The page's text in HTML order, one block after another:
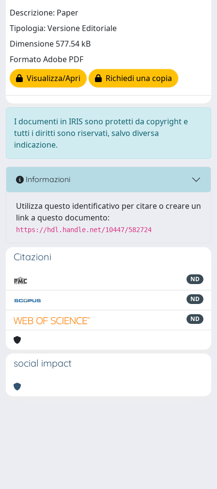
Descrizione: Paper
Tipologia: Versione Editoriale
Dimensione 577.54 kB
Formato Adobe PDF
Visualizza/Apri
Richiedi una copia
I documenti in IRIS sono protetti da copyright e
tutti i diritti sono riservati, salvo diversa
indicazione.
Informazioni
Utilizza questo identificativo per citare o creare un
link a questo documento:
https://hdl.handle.net/10447/582724
Citazioni
ND
ND
ND
social impact